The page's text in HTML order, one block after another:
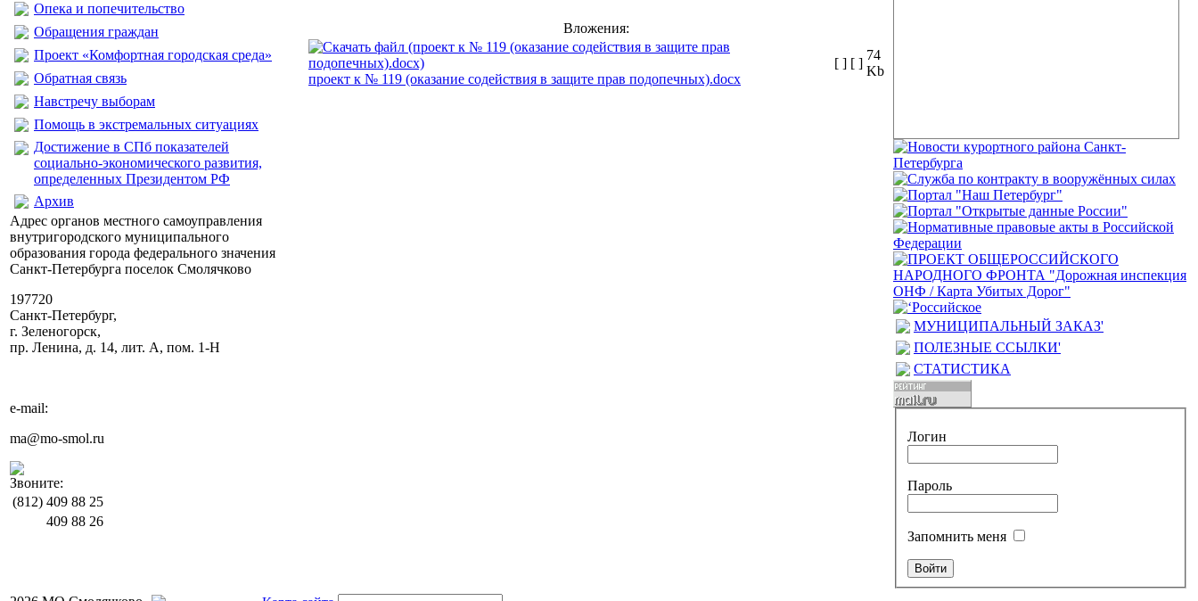
Опека и попечительство
Обращения граждан
Проект «Комфортная городская среда»
Обратная связь
Навстречу выборам
Помощь в экстремальных ситуациях
Достижение в СПб показателей
социально-экономического развития,
определенных Президентом РФ
Архив
Адрес органов местного самоуправления
внутригородского муниципального
образования города федерального значения
Санкт-Петербурга поселок Смолячково
197720
Санкт-Петербург,
г. Зеленогорск,
пр. Ленина, д. 14, лит. А, пом. 1-Н
e-mail:
ma@mo-smol.ru
Звоните:
(812) 409 88 25
409 88 26
Вложения:
проект к № 119 (оказание содействия в защите прав подопечных).docx
[ ] [ ]
74
Kb
МУНИЦИПАЛЬНЫЙ ЗАКАЗ'
ПОЛЕЗНЫЕ ССЫЛКИ'
СТАТИСТИКА
Логин
Пароль
Запомнить меня